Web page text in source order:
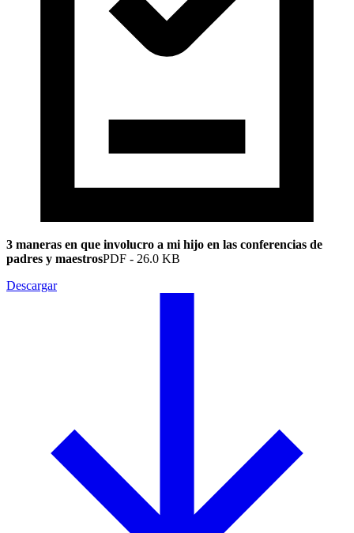
3 maneras en que involucro a mi hijo en las conferencias de
padres y maestrosPDF - 26.0 KB
Descargar